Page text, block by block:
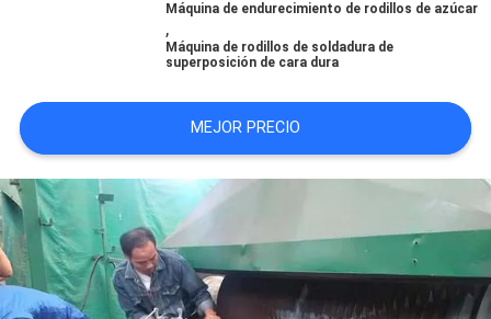
UNA
CITA
MAPA
DEL
SITIO
Máquina de endurecimiento de rodillos de azúcar
,
Máquina de rodillos de soldadura de
superposición de cara dura
MEJOR PRECIO